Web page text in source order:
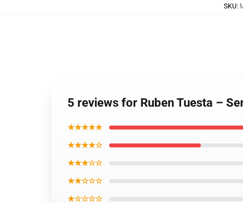
SKU:
5 reviews for Ruben Tuesta –
★★★★★
★★★★☆
★★★☆☆
★★☆☆☆
★☆☆☆☆